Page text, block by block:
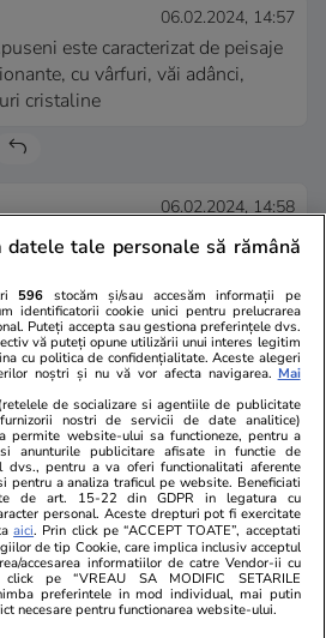
06.02.2024, 14:57
este caracterizat de peisaje
cu vârfuri, văi adânci,
cristaline
06.02.2024, 14:58
în peșteri spectaculoase și
precum Pestera Scarisoara cu
06.02.2024, 14:58
numeroase râuri și cascade,
asupra frumuseții naturii
COMENTARIILE (91)
datele tale personale să rămână
596 stocăm și/sau accesăm informații pe
identificatorii cookie unici pentru prelucrarea
Puteți accepta sau gestiona preferințele dvs.
vă puteți opune utilizării unui interes legitim
cu politica de confidențialitate. Aceste alegeri
noștri și nu vă vor afecta navigarea. Mai
de socializare si agentiile de publicitate
nostri de servicii de date analitice)
permite website-ului sa functioneze, pentru a
anunturile publicitare afisate in functie de
dvs., pentru a va oferi functionalitati aferente
pentru a analiza traficul pe website. Beneficiati
de art. 15-22 din GDPR in legatura cu
personal. Aceste drepturi pot fi exercitate
aici. Prin click pe “ACCEPT TOATE”, acceptati
de tip Cookie, care implica inclusiv acceptul
accesarea informatiilor de catre Vendor-ii cu
pe “VREAU SA MODIFIC SETARILE
preferintele in mod individual, mai putin
necesare pentru functionarea website-ului.